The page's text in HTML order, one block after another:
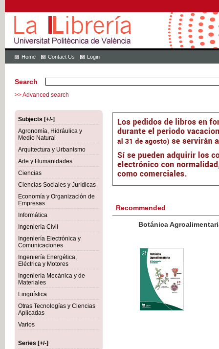
Home Contact Us Login
Search
>> Advanced search
Subjects [+/-]
Agronomía, Hidráulica y
Medio Natural
Arquitectura y Urbanismo
Arte y Humanidades
Ciencias
Ciencias Sociales y Jurídicas
Economía y Organización de
Empresas
Informática
Ingeniería Civil
Ingeniería Electrónica y
Comunicaciones
Ingeniería Energética,
Eléctrica y Motores
Ingeniería Mecánica y de
Materiales
Lingüística
Otras Tecnologías y Ciencias
Aplicadas
Varios
Series [+/-]
Recommended
Botánica Agroalimentaria